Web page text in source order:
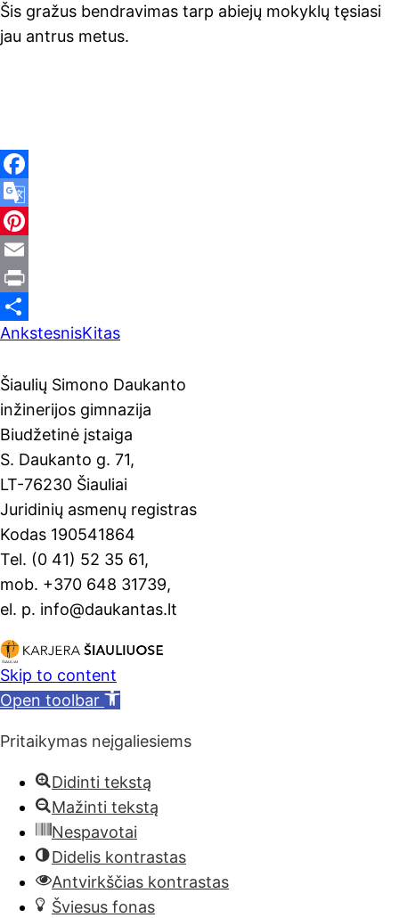
Šis gražus bendravimas tarp abiejų mokyklų tęsiasi
jau antrus metus.
F
a
c
e
b
o
k
G
o
o
g
l
T
r
a
n
s
l
a
t
e
P
n
t
r
e
s
t
E
m
a
l
P
r
n
t
S
a
r
e
AnkstesnisKitas
Šiaulių Simono Daukanto
inžinerijos gimnazija
Biudžetinė įstaiga
S. Daukanto g. 71,
LT-76230 Šiauliai
Juridinių asmenų registras
Kodas 190541864
Tel. (0 41) 52 35 61,
mob. +370 648 31739,
el. p. info@daukantas.lt
Skip to content
Open toolbar
Pritaikymas neįgaliesiems
Didinti tekstą
Mažinti tekstą
Nespavotai
Didelis kontrastas
Antvirkščias kontrastas
Šviesus fonas